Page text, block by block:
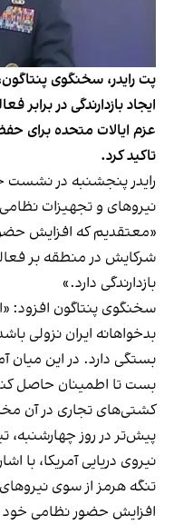
پت رایدر، سخنگوی
ایجاد بازدارندگی در
عزم ایالات متحده برای
تاکید کرد.
رایدر پنجشنبه در نشست
نیروهای و تجهیزات
«معتقدیم که افزایش
شرکایش در منطقه بر
بازدارندگی دارد.»
سخنگوی پنتاگون افزود:
بدخواهانه ایران نزولی
بستگی دارد. در این میان
بست تا اطمینان حاصل
کشتی‌های تجاری در آن
پیش‌تر در روز چهارشنبه،
نیروی دریایی آمریکا، با
تنگه هرمز از سوی
افزایش حضور نظامی خود